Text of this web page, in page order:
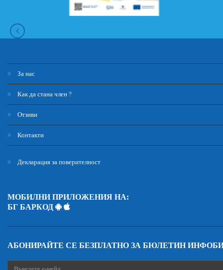
За нас
Как да стана член ?
Отзиви
Контакти
Декларация за поверителност
МОБИЛНИ ПРИЛОЖЕНИЯ НА:
БГ БАРКОД
АБОНИРАЙТЕ СЕ БЕЗПЛАТНО ЗА БЮЛЕТИН